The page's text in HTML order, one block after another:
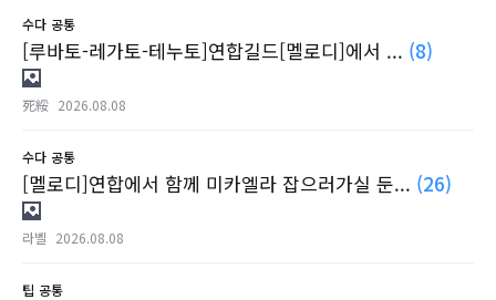
수다 공통
[루바토-레가토-테누토]연합길드[멜로디]에서 ... (8)
死綏 2026.08.08
수다 공통
[멜로디]연합에서 함께 미카엘라 잡으러가실 둔... (26)
라벨 2026.08.08
팁 공통